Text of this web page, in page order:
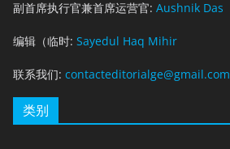
副首席执行官兼首席运营官: Aushnik Das
编辑（临时: Sayedul Haq Mihir
联系我们: contacteditorialge@gmail.com
类别